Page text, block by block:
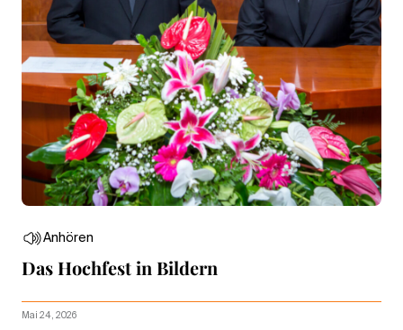
Anhören
Das Hochfest in Bildern
Mai 24, 2026